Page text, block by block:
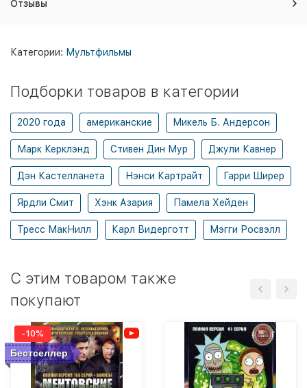
Отзывы
Категории: Мультфильмы
Подборки товаров в категории
2020 года американские Микель Б. Андерсон
Марк Керклэнд Стивен Дин Мур Джули Кавнер
Дэн Кастелланета Нэнси Картрайт Гарри Ширер
Ярдли Смит Хэнк Азария Памела Хейден
Тресс МакНилл Карл Видерготт Мэгги Росвэлл
C этим товаром также
покупают
Бестселлер
-10%